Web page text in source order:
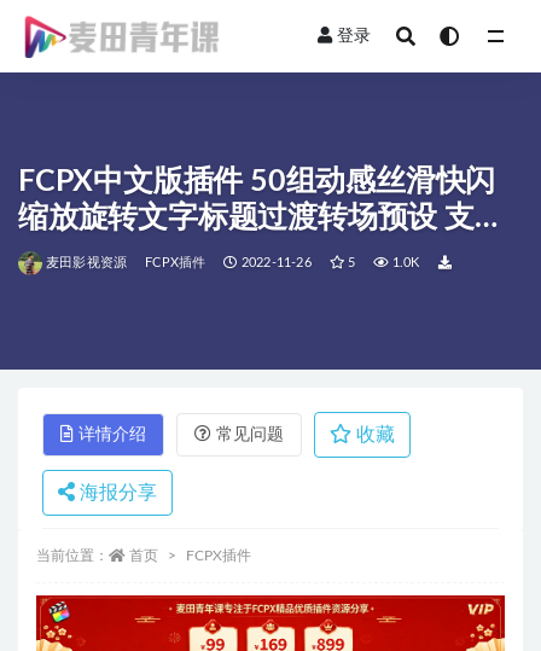
登录
FCPX中文版插件 50组动感丝滑快闪
缩放旋转文字标题过渡转场预设 支持
M1 M2
麦田影视资源 FCPX插件 2022-11-26 5 1.0K
详情介绍 常见问题 收藏
海报分享
当前位置： 首页 FCPX插件